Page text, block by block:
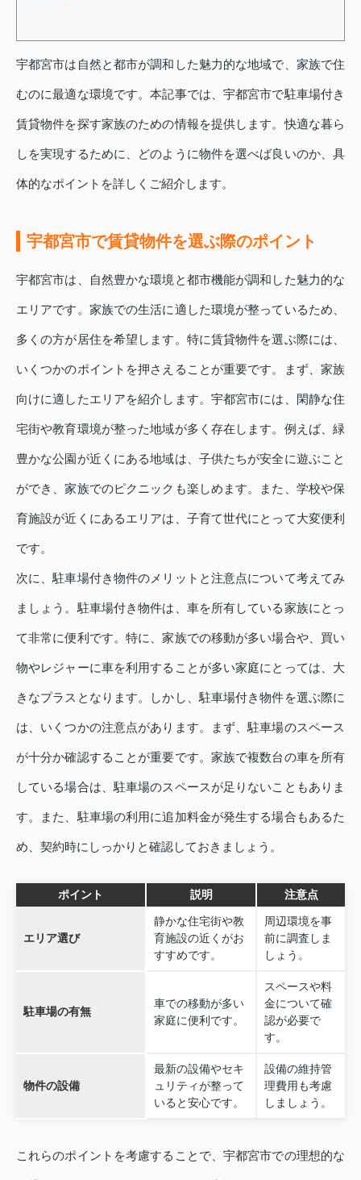
宇都宮市は自然と都市が調和した魅力的な地域で、家族で住
むのに最適な環境です。本記事では、宇都宮市で駐車場付き
賃貸物件を探す家族のための情報を提供します。快適な暮ら
しを実現するために、どのように物件を選べば良いのか、具
体的なポイントを詳しくご紹介します。
宇都宮市で賃貸物件を選ぶ際のポイント
宇都宮市は、自然豊かな環境と都市機能が調和した魅力的な
エリアです。家族での生活に適した環境が整っているため、
多くの方が居住を希望します。特に賃貸物件を選ぶ際には、
いくつかのポイントを押さえることが重要です。まず、家族
向けに適したエリアを紹介します。宇都宮市には、閑静な住
宅街や教育環境が整った地域が多く存在します。例えば、緑
豊かな公園が近くにある地域は、子供たちが安全に遊ぶこと
ができ、家族でのピクニックも楽しめます。また、学校や保
育施設が近くにあるエリアは、子育て世代にとって大変便利
です。
次に、駐車場付き物件のメリットと注意点について考えてみ
ましょう。駐車場付き物件は、車を所有している家族にとっ
て非常に便利です。特に、家族での移動が多い場合や、買い
物やレジャーに車を利用することが多い家庭にとっては、大
きなプラスとなります。しかし、駐車場付き物件を選ぶ際に
は、いくつかの注意点があります。まず、駐車場のスペース
が十分か確認することが重要です。家族で複数台の車を所有
している場合は、駐車場のスペースが足りないこともありま
す。また、駐車場の利用に追加料金が発生する場合もあるた
め、契約時にしっかりと確認しておきましょう。
ポイント 説明 注意点
エリア選び
静かな住宅街や教
育施設の近くがお
すすめです。
周辺環境を事
前に調査しま
しょう。
駐車場の有無
車での移動が多い
家庭に便利です。
スペースや料
金について確
認が必要で
す。
物件の設備
最新の設備やセキ
ュリティが整って
いると安心です。
設備の維持管
理費用も考慮
しましょう。
これらのポイントを考慮することで、宇都宮市での理想的な